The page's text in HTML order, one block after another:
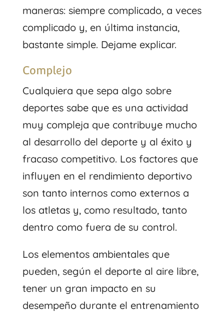
maneras: siempre complicado, a veces
complicado y, en última instancia,
bastante simple. Dejame explicar.
Complejo
Cualquiera que sepa algo sobre
deportes sabe que es una actividad
muy compleja que contribuye mucho
al desarrollo del deporte y al éxito y
fracaso competitivo. Los factores que
influyen en el rendimiento deportivo
son tanto internos como externos a
los atletas y, como resultado, tanto
dentro como fuera de su control.
Los elementos ambientales que
pueden, según el deporte al aire libre,
tener un gran impacto en su
desempeño durante el entrenamiento